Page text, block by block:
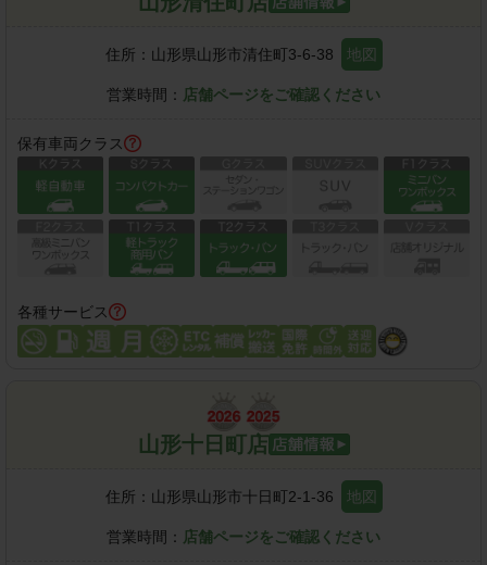
住所： 山形県山形市清住町3-6-38 地図
営業時間： 店舗ページをご確認ください
保有車両クラス
各種サービス
山形十日町店
住所： 山形県山形市十日町2-1-36 地図
営業時間： 店舗ページをご確認ください